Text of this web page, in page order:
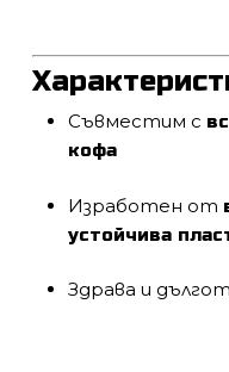
Съвместим с
кофа
Изработен от
устойчива
Здрава и